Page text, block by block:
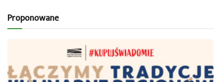
Proponowane